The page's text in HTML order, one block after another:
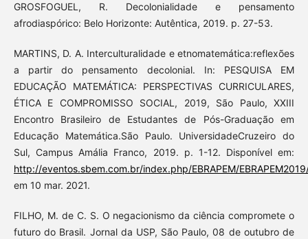
GROSFOGUEL, R. Decolonialidade e pensamento
afrodiaspórico: Belo Horizonte: Autêntica, 2019. p. 27-53.
MARTINS, D. A. Interculturalidade e etnomatemática:reflexões
a partir do pensamento decolonial. In: PESQUISA EM
EDUCAÇÃO MATEMÁTICA: PERSPECTIVAS CURRICULARES,
ÉTICA E COMPROMISSO SOCIAL, 2019, São Paulo, XXIII
Encontro Brasileiro de Estudantes de Pós-Graduação em
Educação Matemática.São Paulo. UniversidadeCruzeiro do
Sul, Campus Amália Franco, 2019. p. 1-12. Disponível em:
http://eventos.sbem.com.br/index.php/EBRAPEM/
em 10 mar. 2021.
FILHO, M. de C. S. O negacionismo da ciência compromete o
futuro do Brasil. Jornal da USP, São Paulo, 08 de outubro de